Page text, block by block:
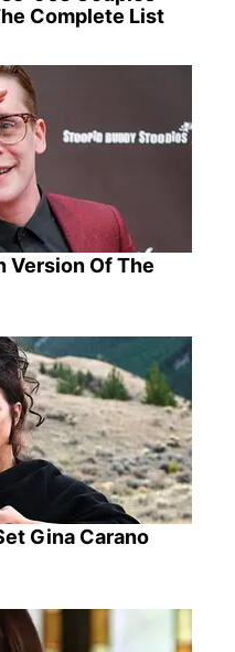
Complete List
Version Of The
Gina Carano